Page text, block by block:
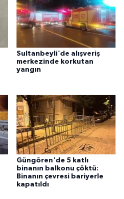
Sultanbeyli'de alışveriş
merkezinde korkutan
yangın
Güngören'de 5 katlı
binanın balkonu çöktü:
Binanın çevresi bariyerle
kapatıldı